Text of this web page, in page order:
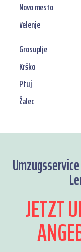
Novo mesto
Velenje
Grosuplje
Krško
Ptuj
Žalec
JETZT